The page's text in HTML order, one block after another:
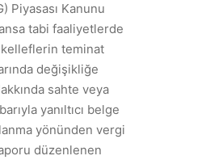
Piyasası Kanunu
tabi faaliyetlerde
teminat
değişikliğe
sahte veya
yanıltıcı belge
yönünden vergi
düzenlenen